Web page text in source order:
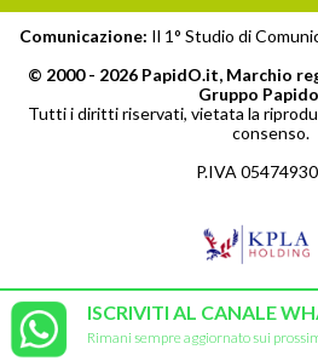
ISCRIVITI AL CANALE
Rimani sempre aggiornato sui
Comunicazione: Il 1° Studio di
© 2000 - 2026 PapidO.it, Marchio
Gruppo
Tutti i diritti riservati, vietata la
consenso.
P.IVA